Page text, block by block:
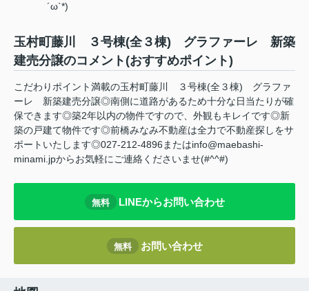
´ω`*)
玉村町藤川 ３号棟(全３棟) グラファーレ 新築
建売分譲のコメント(おすすめポイント)
こだわりポイント満載の玉村町藤川 ３号棟(全３棟) グラファ
ーレ 新築建売分譲◎南側に道路があるため十分な日当たりが確
保できます◎築2年以内の物件ですので、外観もキレイです◎新
築の戸建て物件です◎前橋みなみ不動産は全力で不動産探しをサ
ポートいたします◎027-212-4896またはinfo@maebashi-
minami.jpからお気軽にご連絡くださいませ(#^^#)
無料 LINEからお問い合わせ
無料 お問い合わせ